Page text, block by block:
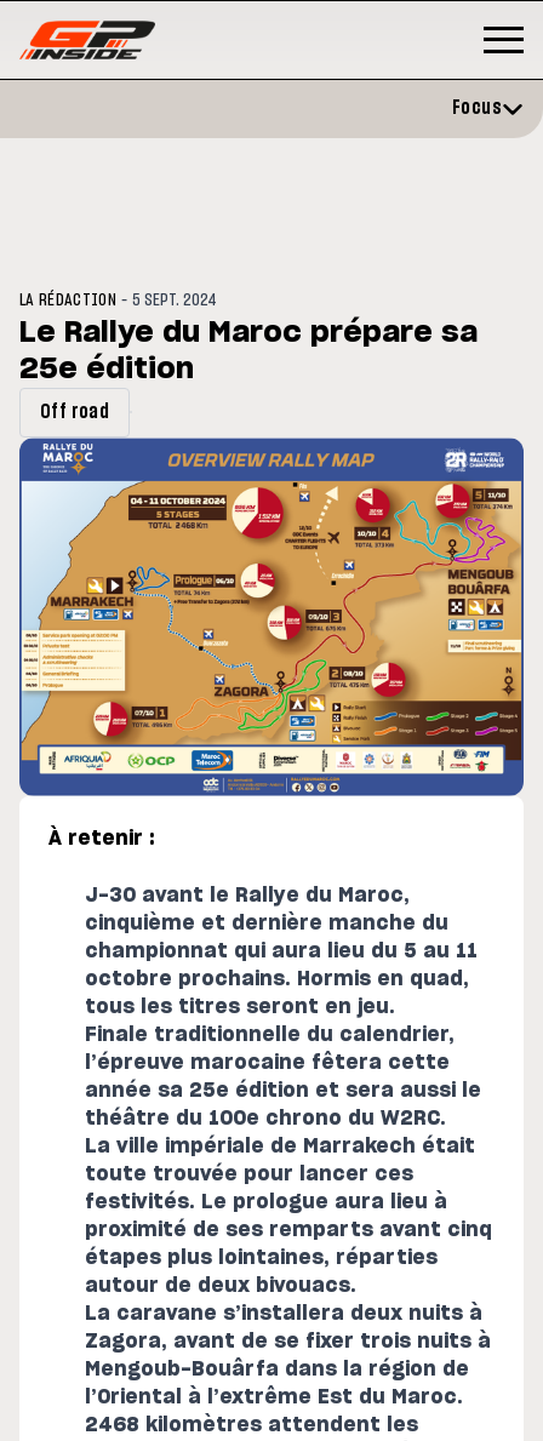
droite à Madrid
Bretagne
Focus
LA RÉDACTION -5 SEPT. 2024
Le Rallye du Maroc prépare sa
25e édition
Off road
À retenir :
J-30 avant le Rallye du Maroc,
cinquième et dernière manche du
championnat qui aura lieu du 5 au 11
octobre prochains. Hormis en quad,
tous les titres seront en jeu.
Finale traditionnelle du calendrier,
l’épreuve marocaine fêtera cette
année sa 25e édition et sera aussi le
théâtre du 100e chrono du W2RC.
La ville impériale de Marrakech était
toute trouvée pour lancer ces
festivités. Le prologue aura lieu à
proximité de ses remparts avant cinq
étapes plus lointaines, réparties
autour de deux bivouacs.
La caravane s’installera deux nuits à
Zagora, avant de se fixer trois nuits à
Mengoub-Bouârfa dans la région de
l’Oriental à l’extrême Est du Maroc.
2468 kilomètres attendent les